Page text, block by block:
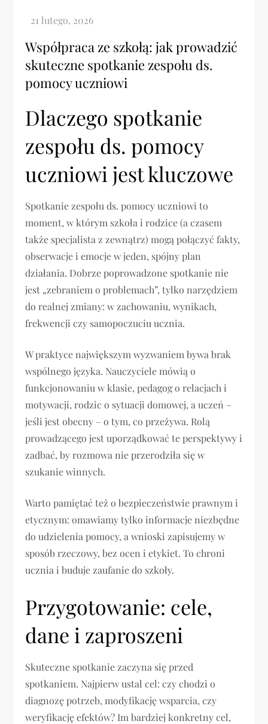
Współpraca ze szkołą: jak prowadzić
skuteczne spotkanie zespołu ds.
pomocy uczniowi
Dlaczego spotkanie
zespołu ds. pomocy
uczniowi jest kluczowe
Spotkanie zespołu ds. pomocy uczniowi to
moment, w którym szkoła i rodzice (a czasem
także specjalista z zewnątrz) mogą połączyć fakty,
obserwacje i emocje w jeden, spójny plan
działania. Dobrze poprowadzone spotkanie nie
jest „zebraniem o problemach”, tylko narzędziem
do realnej zmiany: w zachowaniu, wynikach,
frekwencji czy samopoczuciu ucznia.
W praktyce największym wyzwaniem bywa brak
wspólnego języka. Nauczyciele mówią o
funkcjonowaniu w klasie, pedagog o relacjach i
motywacji, rodzic o sytuacji domowej, a uczeń –
jeśli jest obecny – o tym, co przeżywa. Rolą
prowadzącego jest uporządkować te perspektywy i
zadbać, by rozmowa nie przerodziła się w
szukanie winnych.
Warto pamiętać też o bezpieczeństwie prawnym i
etycznym: omawiamy tylko informacje niezbędne
do udzielenia pomocy, a wnioski zapisujemy w
sposób rzeczowy, bez ocen i etykiet. To chroni
ucznia i buduje zaufanie do szkoły.
Przygotowanie: cele,
dane i zaproszeni
Skuteczne spotkanie zaczyna się przed
spotkaniem. Najpierw ustal cel: czy chodzi o
diagnozę potrzeb, modyfikację wsparcia, czy
weryfikację efektów? Im bardziej konkretny cel,